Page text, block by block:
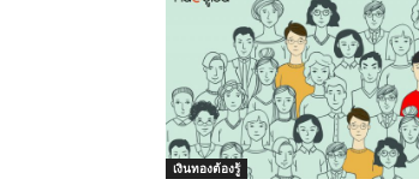
เงินทองต้องรู้